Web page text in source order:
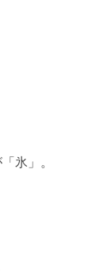
氷」。